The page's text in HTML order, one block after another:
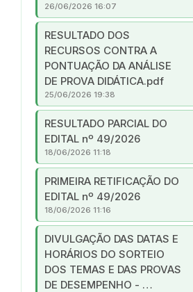
26/06/2026 16:07
RESULTADO DOS
RECURSOS CONTRA A
PONTUAÇÃO DA ANÁLISE
DE PROVA DIDÁTICA.pdf
25/06/2026 19:38
RESULTADO PARCIAL DO
EDITAL nº 49/2026
18/06/2026 11:18
PRIMEIRA RETIFICAÇÃO DO
EDITAL nº 49/2026
18/06/2026 11:16
DIVULGAÇÃO DAS DATAS E
HORÁRIOS DO SORTEIO
DOS TEMAS E DAS PROVAS
DE DESEMPENHO - …